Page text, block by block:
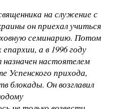
на служение с
он приехал учиться
семинарию. Потом
а в 1996 году
настоятелем
Успенского прихода,
блокады. Он возглавил